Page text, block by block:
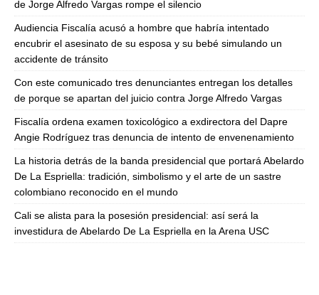
de Jorge Alfredo Vargas rompe el silencio
Audiencia Fiscalía acusó a hombre que habría intentado
encubrir el asesinato de su esposa y su bebé simulando un
accidente de tránsito
Con este comunicado tres denunciantes entregan los detalles
de porque se apartan del juicio contra Jorge Alfredo Vargas
Fiscalía ordena examen toxicológico a exdirectora del Dapre
Angie Rodríguez tras denuncia de intento de envenenamiento
La historia detrás de la banda presidencial que portará Abelardo
De La Espriella: tradición, simbolismo y el arte de un sastre
colombiano reconocido en el mundo
Cali se alista para la posesión presidencial: así será la
investidura de Abelardo De La Espriella en la Arena USC